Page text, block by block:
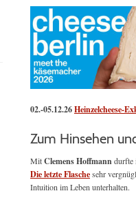
02.-05.12.26Heinzelcheese-
Zum Hinsehen
MitClemens Hoffmanndurfte
Die letzte Flaschesehr
Intuition im Leben unterhalten.